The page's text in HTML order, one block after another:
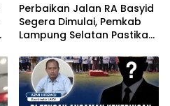
Perbaikan Jalan RA Basyid
Segera Dimulai, Pemkab
Lampung Selatan Pastikan
Aman dan Nyaman